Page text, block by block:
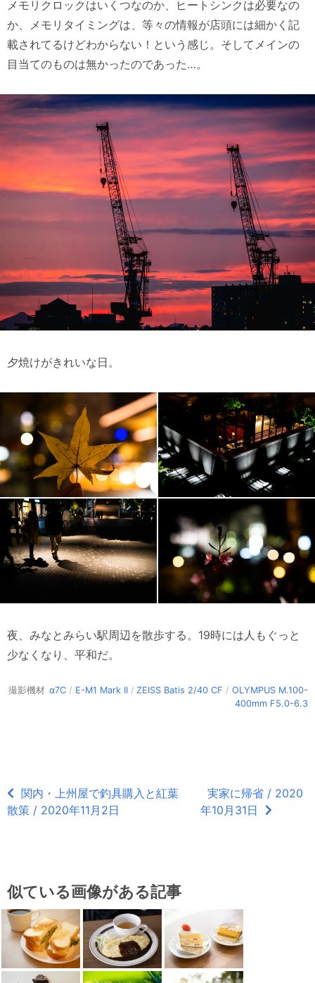
メモリクロックはいくつなのか、ヒートシンクは必要なの
か、メモリタイミングは、等々の情報が店頭には細かく記
載されてるけどわからない！という感じ。そしてメインの
目当てのものは無かったのであった…。
夕焼けがきれいな日。
夜、みなとみらい駅周辺を散歩する。19時には人もぐっと
少なくなり、平和だ。
撮影機材 α7C / E-M1 Mark II / ZEISS Batis 2/40 CF / OLYMPUS M.100-
400mm F5.0-6.3
関内・上州屋で釣具購入と紅葉
散策 / 2020年11月2日
実家に帰省 / 2020
年10月31日
似ている画像がある記事